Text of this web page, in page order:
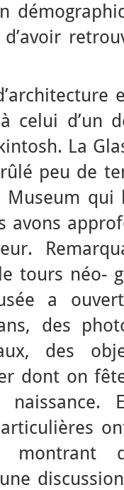
celui d’un
La
peu de
Museum
avons
tours néo-
a
des
des
dont on